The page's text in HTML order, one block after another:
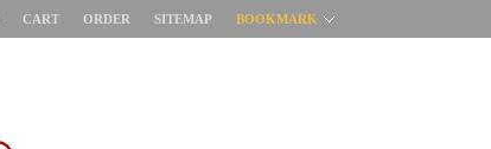
CART ORDER SITEMAP BOOKMARK